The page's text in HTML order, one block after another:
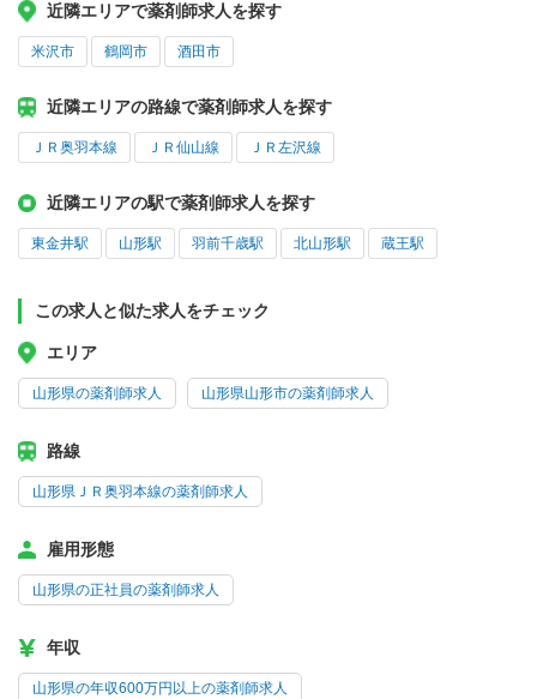
近隣エリアで薬剤師求人を探す
米沢市 鶴岡市 酒田市
近隣エリアの路線で薬剤師求人を探す
ＪＲ奥羽本線 ＪＲ仙山線 ＪＲ左沢線
近隣エリアの駅で薬剤師求人を探す
東金井駅 山形駅 羽前千歳駅 北山形駅 蔵王駅
この求人と似た求人をチェック
エリア
山形県の薬剤師求人 山形県山形市の薬剤師求人
路線
山形県ＪＲ奥羽本線の薬剤師求人
雇用形態
山形県の正社員の薬剤師求人
年収
山形県の年収600万円以上の薬剤師求人